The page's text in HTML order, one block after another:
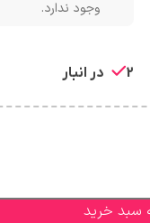
وجود ندارد.
2 در انبار
سبد خرید